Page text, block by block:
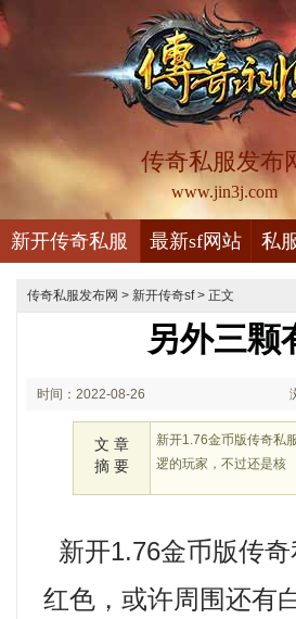
传奇私服发布
www.jin3j.com
新开传奇私服 最新sf网站 私
传奇私服发布网 > 新开传奇sf> 正文
另外三颗
时间：2022-08-26
文 章
摘 要
新开1.76金币版传奇私
逻的玩家，不过还是核
新开1.76金币版传
红色，或许周围还有